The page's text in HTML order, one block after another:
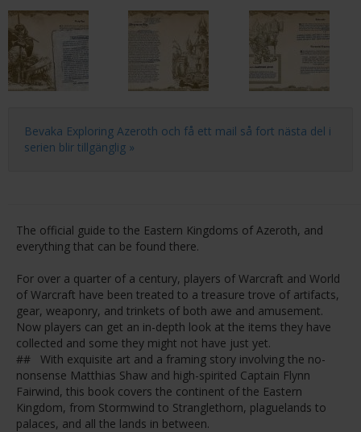
Bevaka Exploring Azeroth och få ett mail så fort nästa del i
serien blir tillgänglig »
The official guide to the Eastern Kingdoms of Azeroth, and
everything that can be found there.
For over a quarter of a century, players of Warcraft and World
of Warcraft have been treated to a treasure trove of artifacts,
gear, weaponry, and trinkets of both awe and amusement.
Now players can get an in-depth look at the items they have
collected and some they might not have just yet.
## With exquisite art and a framing story involving the no-
nonsense Matthias Shaw and high-spirited Captain Flynn
Fairwind, this book covers the continent of the Eastern
Kingdom, from Stormwind to Stranglethorn, plaguelands to
palaces, and all the lands in between.